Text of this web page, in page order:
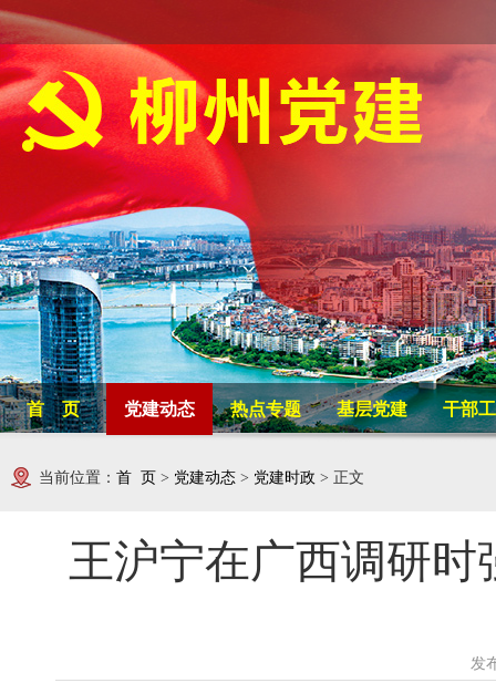
首 页 党建动态 热点专题 基层党建 干部
当前位置： 首 页 > 党建动态 > 党建时政 > 正文
王沪宁在广西调研
发